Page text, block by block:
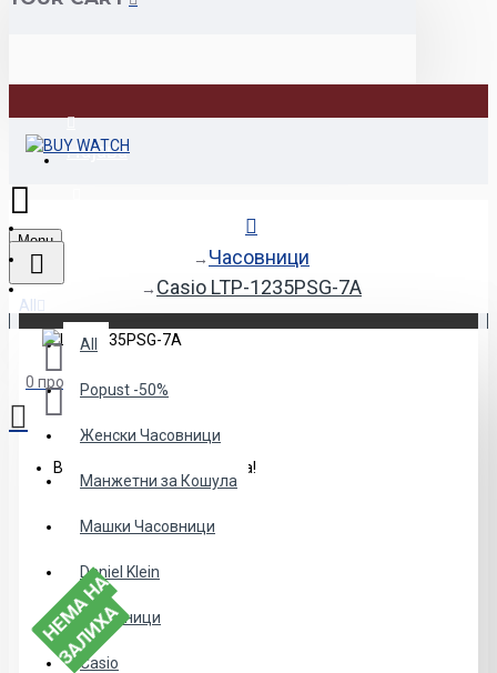
Најава
Menu
All
All
Popust -50%
Женски Часовници
Манжетни за Кошула
Машки Часовници
Daniel Klein
Часовници
Casio
0 продукт(и) - 0den
Вашата кошничка е празна!
Часовници
Casio LTP-1235PSG-7A
Н
Е
М
А
Н
А
З
А
Л
И
Х
А